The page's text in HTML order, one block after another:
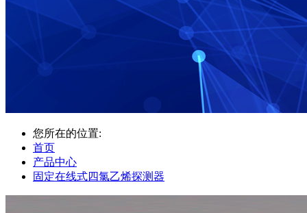
您所在的位置:
首页
产品中心
固定在线式四氯乙烯探测器